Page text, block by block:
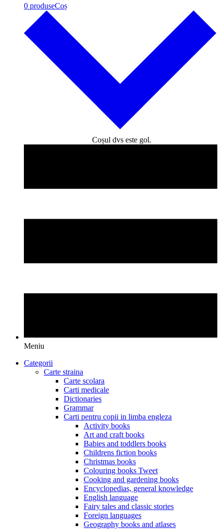
0 produseCoș
Coșul dvs este gol.
Meniu
Categorii
Carte straina
Carte scolara
Carti medicale
Dictionaries
Grammar
Carti pentru copii in limba engleza
Activity books
Art and craft books
Babies and toddlers books
Childrens fiction books
Christmas books
Colouring books Tweet
Cooking and gardening books
Encyclopedias, general knowledge
English language
Fairy tales and classic stories
Foreign languages
Geography books and atlases